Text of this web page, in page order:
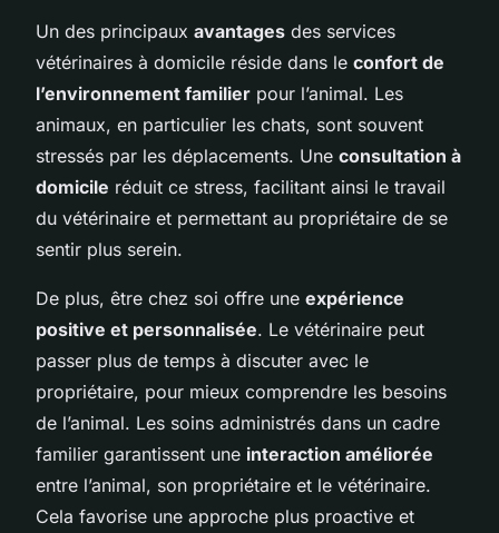
Un des principaux avantages des services
vétérinaires à domicile réside dans le confort de
l’environnement familier pour l’animal. Les
animaux, en particulier les chats, sont souvent
stressés par les déplacements. Une consultation à
domicile réduit ce stress, facilitant ainsi le travail
du vétérinaire et permettant au propriétaire de se
sentir plus serein.
De plus, être chez soi offre une expérience
positive et personnalisée. Le vétérinaire peut
passer plus de temps à discuter avec le
propriétaire, pour mieux comprendre les besoins
de l’animal. Les soins administrés dans un cadre
familier garantissent une interaction améliorée
entre l’animal, son propriétaire et le vétérinaire.
Cela favorise une approche plus proactive et